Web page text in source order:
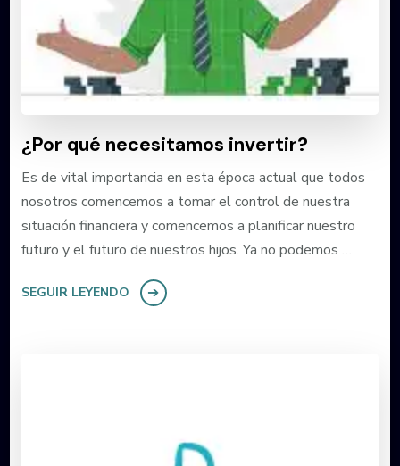
¿Por qué necesitamos invertir?
Es de vital importancia en esta época actual que todos
nosotros comencemos a tomar el control de nuestra
situación financiera y comencemos a planificar nuestro
futuro y el futuro de nuestros hijos. Ya no podemos …
SEGUIR LEYENDO